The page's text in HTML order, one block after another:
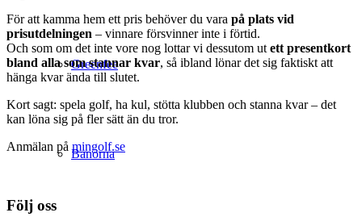
Greenfee
Banorna
För att kamma hem ett pris behöver du vara på plats vid
prisutdelningen – vinnare försvinner inte i förtid.
Och som om det inte vore nog lottar vi dessutom ut ett presentkort
bland alla som stannar kvar, så ibland lönar det sig faktiskt att
hänga kvar ända till slutet.
Kort sagt: spela golf, ha kul, stötta klubben och stanna kvar – det
kan löna sig på fler sätt än du tror.
Anmälan påmingolf.se
Följ oss